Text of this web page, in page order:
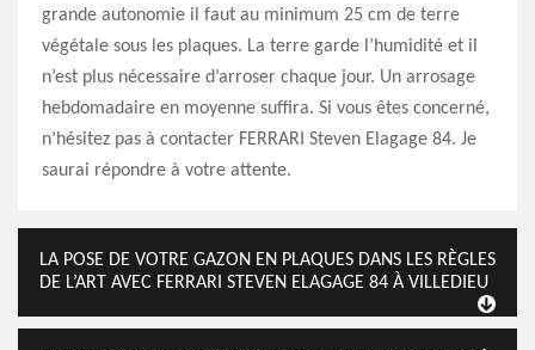
grande autonomie il faut au minimum 25 cm de terre
végétale sous les plaques. La terre garde l’humidité et il
n’est plus nécessaire d’arroser chaque jour. Un arrosage
hebdomadaire en moyenne suffira. Si vous êtes concerné,
n’hésitez pas à contacter FERRARI Steven Elagage 84. Je
saurai répondre à votre attente.
LA POSE DE VOTRE GAZON EN PLAQUES DANS LES RÈGLES
DE L’ART AVEC FERRARI STEVEN ELAGAGE 84 À VILLEDIEU